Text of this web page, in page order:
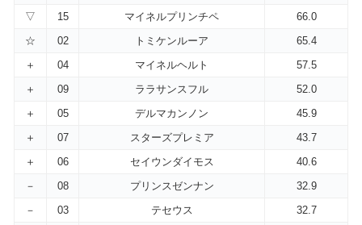
▽
15 マイネルプリンチペ
66.0
☆
02 トミケンルーア
65.4
＋
04 マイネルヘルト
57.5
＋
09 ララサンスフル
52.0
＋
05 デルマカンノン
45.9
＋
07 スターズプレミア
43.7
＋
06 セイウンダイモス
40.6
－
08 プリンスゼンナン
32.9
－
03 テセウス
32.7